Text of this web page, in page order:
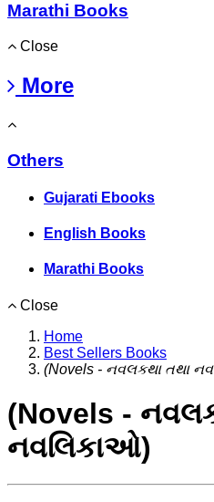
Marathi Books
Close
More
Others
Gujarati Ebooks
English Books
Marathi Books
Close
Home
Best Sellers Books
(Novels - નવલકથા તથા
(Novels -
નવલિકાઓ)